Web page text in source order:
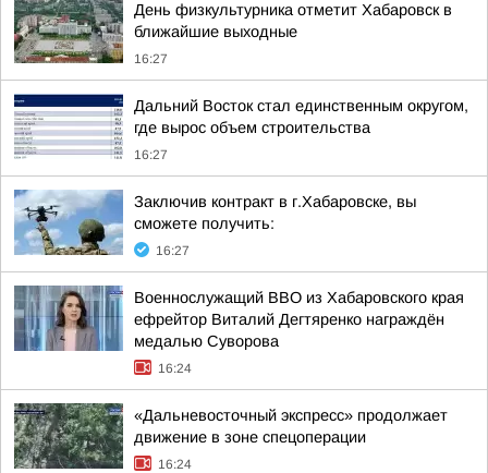
День физкультурника отметит Хабаровск в
ближайшие выходные
16:27
Дальний Восток стал единственным округом,
где вырос объем строительства
16:27
Заключив контракт в г.Хабаровске, вы
сможете получить:
16:27
Военнослужащий ВВО из Хабаровского края
ефрейтор Виталий Дегтяренко награждён
медалью Суворова
16:24
«Дальневосточный экспресс» продолжает
движение в зоне спецоперации
16:24